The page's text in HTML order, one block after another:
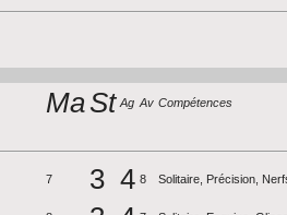
MaSt Ag Av Compétences
7 3 4 8 Solitaire, Précision,